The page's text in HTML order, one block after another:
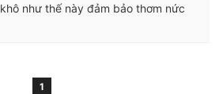
như thế này đảm bảo thơm nức
1